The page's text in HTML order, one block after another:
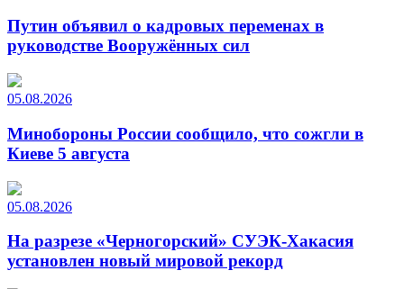
Путин объявил о кадровых переменах в
руководстве Вооружённых сил
05.08.2026
Минобороны России сообщило, что сожгли в
Киеве 5 августа
05.08.2026
На разрезе «Черногорский» СУЭК-Хакасия
установлен новый мировой рекорд